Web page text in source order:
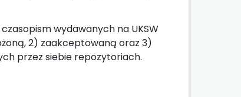
wydawanych na UKSW
2) zaakceptowaną oraz 3)
przez siebie repozytoriach.